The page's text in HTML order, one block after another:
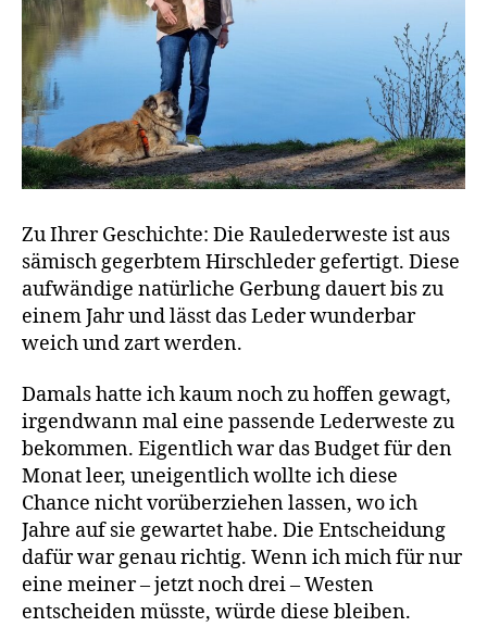
Zu Ihrer Geschichte: Die Raulederweste ist aus
sämisch gegerbtem Hirschleder gefertigt. Diese
aufwändige natürliche Gerbung dauert bis zu
einem Jahr und lässt das Leder wunderbar
weich und zart werden.
Damals hatte ich kaum noch zu hoffen gewagt,
irgendwann mal eine passende Lederweste zu
bekommen. Eigentlich war das Budget für den
Monat leer, uneigentlich wollte ich diese
Chance nicht vorüberziehen lassen, wo ich
Jahre auf sie gewartet habe. Die Entscheidung
dafür war genau richtig. Wenn ich mich für nur
eine meiner – jetzt noch drei – Westen
entscheiden müsste, würde diese bleiben.